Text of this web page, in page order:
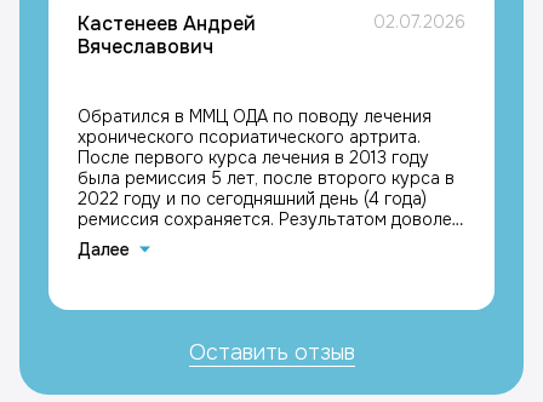
Кастенеев Андрей
Вячеславович
02.07.2026
Обратился в ММЦ ОДА по поводу лечения
хронического псориатического артрита.
После первого курса лечения в 2013 году
была ремиссия 5 лет, после второго курса в
2022 году и по сегодняшний день (4 года)
ремиссия сохраняется. Результатом доволен,
с благодарностью к лечащим врачам
Каримовой Галине Мазгаровне и Кравчику
Далее
Оставить отзыв